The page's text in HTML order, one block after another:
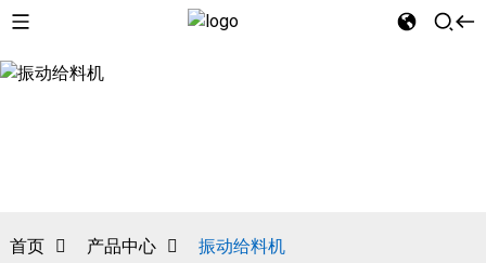
首页 产品中心 振动给料机